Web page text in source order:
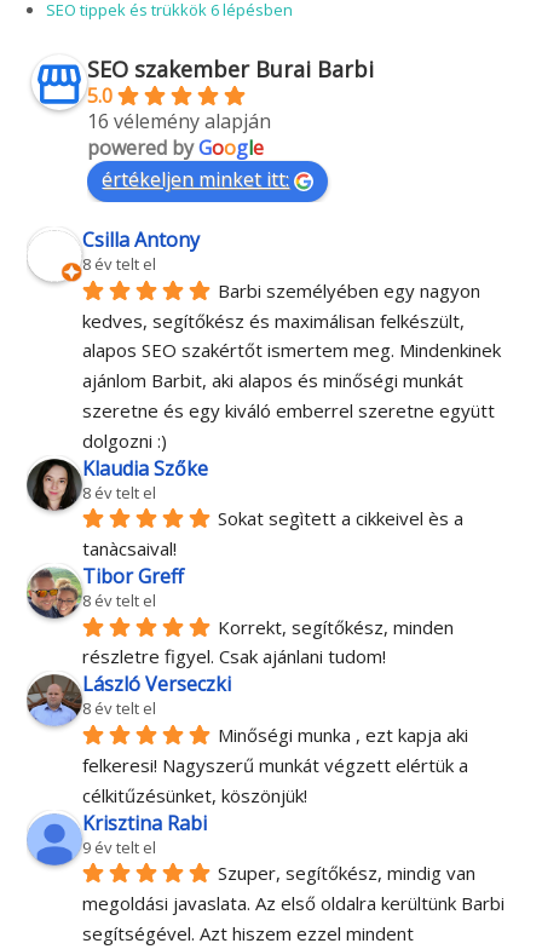
SEO tippek és trükkök 6 lépésben
SEO szakember Burai Barbi
5.0
16 vélemény alapján
powered byGoogle
értékeljen minket itt:
Csilla Antony
8 év telt el
Barbi személyében egy nagyon
kedves, segítőkész és maximálisan felkészült,
alapos SEO szakértőt ismertem meg. Mindenkinek
ajánlom Barbit, aki alapos és minőségi munkát
szeretne és egy kiváló emberrel szeretne együtt
dolgozni :)
Klaudia Szőke
8 év telt el
Sokat segìtett a cikkeivel ès a
tanàcsaival!
Tibor Greff
8 év telt el
Korrekt, segítőkész, minden
részletre figyel. Csak ajánlani tudom!
László Verseczki
8 év telt el
Minőségi munka , ezt kapja aki
felkeresi! Nagyszerű munkát végzett elértük a
célkitűzésünket, köszönjük!
Krisztina Rabi
9 év telt el
Szuper, segítőkész, mindig van
megoldási javaslata. Az első oldalra kerültünk Barbi
segítségével. Azt hiszem ezzel mindent